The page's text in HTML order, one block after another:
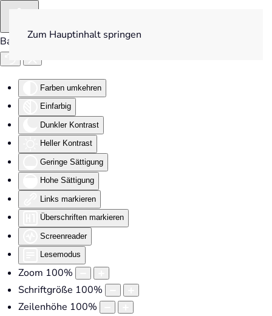
Barrierefreiheit
Farben umkehren
Einfarbig
Dunkler Kontrast
Heller Kontrast
Geringe Sättigung
Hohe Sättigung
Links markieren
Überschriften markieren
Screenreader
Lesemodus
Zoom 100%
Schriftgröße 100%
Zeilenhöhe 100%
Zum Hauptinhalt springen